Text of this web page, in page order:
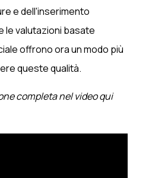
e dell'inserimento
le valutazioni basate
offrono ora un modo più
queste qualità.
completa nel video qui